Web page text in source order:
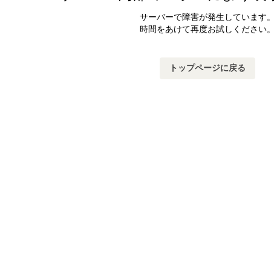
サーバーで障害が発生しています。
時間をあけて再度お試しください。
トップページに戻る